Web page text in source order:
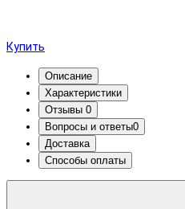
Купить
Описание
Характеристики
Отзывы 0
Вопросы и ответы0
Доставка
Способы оплаты